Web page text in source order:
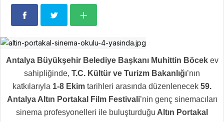
Antalya Büyükşehir Belediye Başkanı Muhittin Böcek ev
sahipliğinde, T.C. Kültür ve Turizm Bakanlığı’nın
katkılarıyla 1-8 Ekim tarihleri arasında düzenlenecek 59.
Antalya Altın Portakal Film Festivali’nin genç sinemacıları
sinema profesyonelleri ile buluşturduğu Altın Portakal